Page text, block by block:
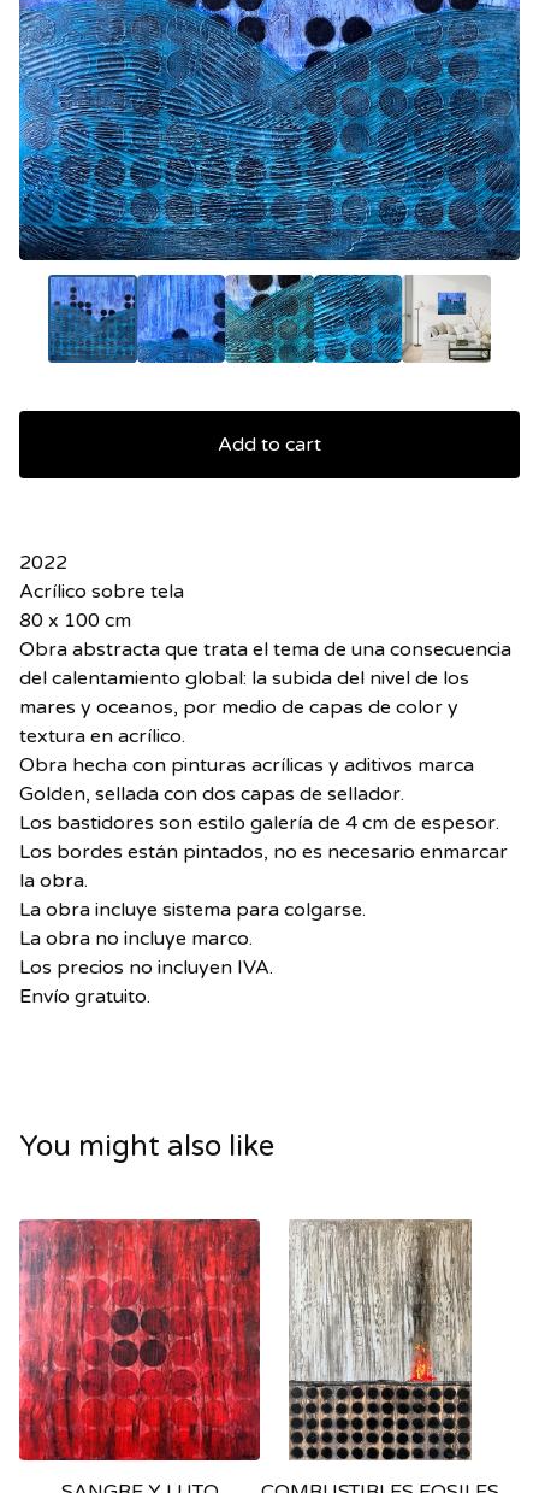
Add to cart
2022
Acrílico sobre tela
80 x 100 cm
Obra abstracta que trata el tema de una consecuencia
del calentamiento global: la subida del nivel de los
mares y oceanos, por medio de capas de color y
textura en acrílico.
Obra hecha con pinturas acrílicas y aditivos marca
Golden, sellada con dos capas de sellador.
Los bastidores son estilo galería de 4 cm de espesor.
Los bordes están pintados, no es necesario enmarcar
la obra.
La obra incluye sistema para colgarse.
La obra no incluye marco.
Los precios no incluyen IVA.
Envío gratuito.
You might also like